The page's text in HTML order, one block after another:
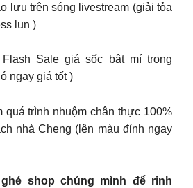
lưu trên sóng livestream (giải tỏa
lun )
Sale giá sốc bật mí trong
ngay giá tốt )
quá trình nhuộm chân thực 100%
nhà Cheng (lên màu đỉnh ngay
shop chúng mình để rinh